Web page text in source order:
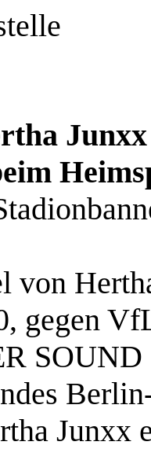
von
gegen
SOUND
Junxx